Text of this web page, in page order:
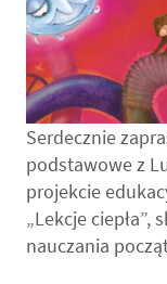
Serdecznie
podstawowe z
projekcie
„Lekcje
nauczania